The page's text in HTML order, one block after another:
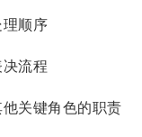
顺序
流程
关键角色的职责